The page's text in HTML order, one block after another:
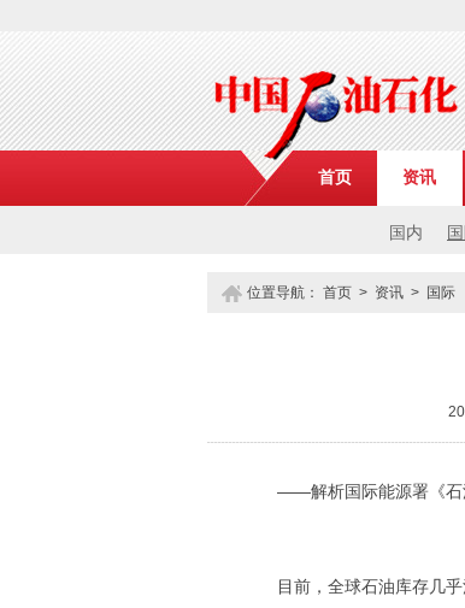
首页 资讯
国内
位置导航： 首页 > 资讯 > 国际
——解析国际能源署《石油
目前，全球石油库存几乎